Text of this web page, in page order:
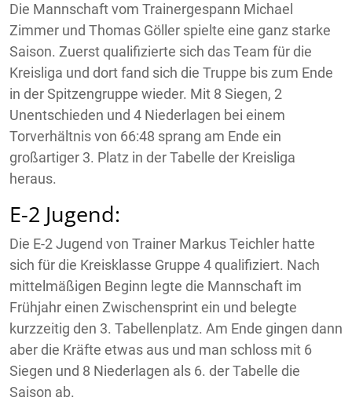
Die Mannschaft vom Trainergespann Michael
Zimmer und Thomas Göller spielte eine ganz starke
Saison. Zuerst qualifizierte sich das Team für die
Kreisliga und dort fand sich die Truppe bis zum Ende
in der Spitzengruppe wieder. Mit 8 Siegen, 2
Unentschieden und 4 Niederlagen bei einem
Torverhältnis von 66:48 sprang am Ende ein
großartiger 3. Platz in der Tabelle der Kreisliga
heraus.
E-2 Jugend:
Die E-2 Jugend von Trainer Markus Teichler hatte
sich für die Kreisklasse Gruppe 4 qualifiziert. Nach
mittelmäßigen Beginn legte die Mannschaft im
Frühjahr einen Zwischensprint ein und belegte
kurzzeitig den 3. Tabellenplatz. Am Ende gingen dann
aber die Kräfte etwas aus und man schloss mit 6
Siegen und 8 Niederlagen als 6. der Tabelle die
Saison ab.